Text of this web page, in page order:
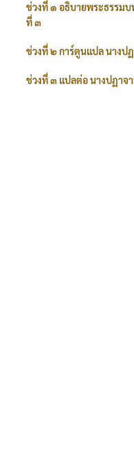
ช่วงที่ ๑ อธิบายพระธรรม
ที่ ๓
ช่วงที่ ๒ การ์ตูนแปล นางป
ช่วงที่ ๓ แปลต่อ นางปฏาจ